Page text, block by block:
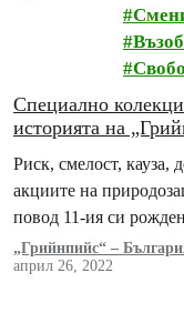
Специално
историята на
Риск, смелост, кауза,
акциите на
повод 11-ия си
представя специално
фотокнигата
„Грийнпийс“ –
април 26, 2022